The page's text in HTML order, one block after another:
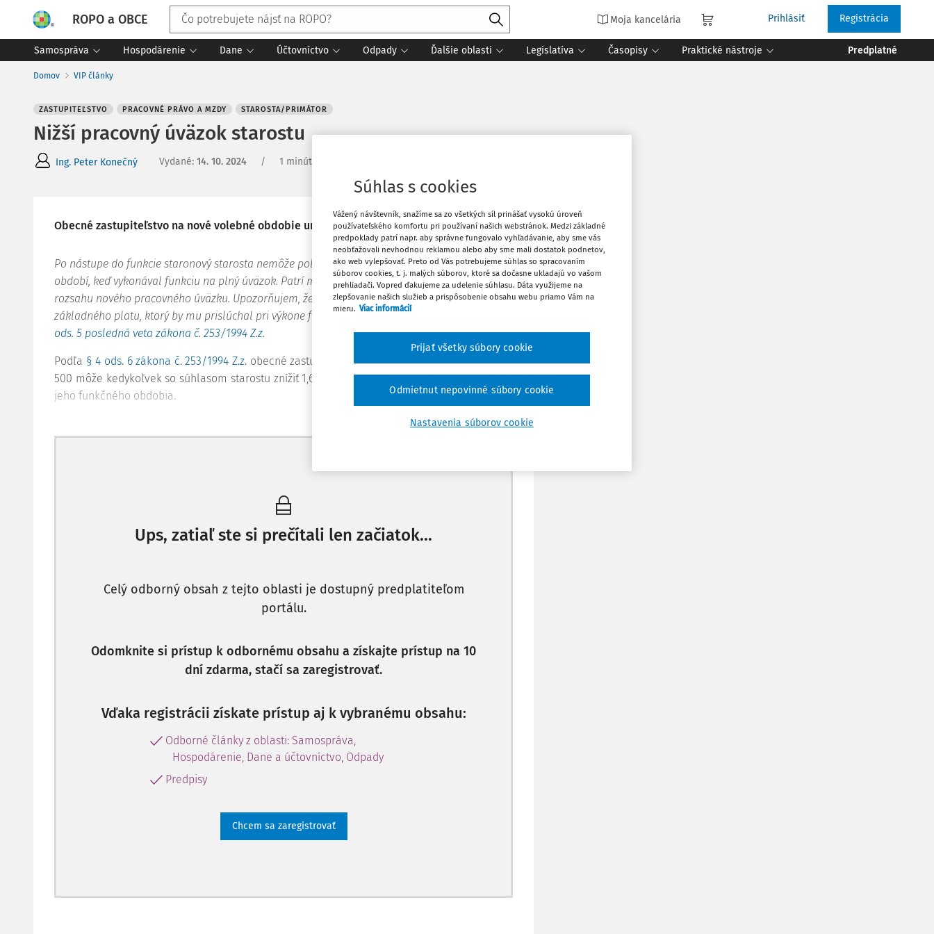
ROPO a OBCE Moja kancelária Prihlásiť Registrácia
Samospráva Hospodárenie Dane Účtovníctvo Odpady Ďalšie oblasti Legislatíva Časopisy Praktické nástroje Predplatné
Domov VIP články
ZASTUPITEĽSTVO PRACOVNÉ PRÁVO A MZDY STAROSTA/PRIMÁTOR
Nižší pracovný úväzok starostu
Ing. Peter Konečný Vydané: 14. 10. 2024 / 1 minúta čítania
Obecné zastupiteľstvo na nové volebné obdobie určilo starostovi nižší pracovný úväzok.
Po nástupe do funkcie staronový starosta nemôže poberať plat ako v minulom volebnom
období, keď vykonával funkciu na plný úväzok. Patrí mu plat v pomernej časti zodpovedajúcej
rozsahu nového pracovného úväzku. Upozorňujem, že tento plat nemôže byť nižší ako súčin
základného platu, ktorý by mu prislúchal pri výkone funkcie, a koeficientu 0,3 v súlade s
ods. 5 posledná veta zákona č. 253/1994 Z.z.
Podľa § 4 ods. 6 zákona č. 253/1994 Z.z. obecné zastupiteľstvo v obci s počtom obyvateľov do
500 môže kedykoľvek so súhlasom starostu znížiť 1,65-násobok platu až na 0-násobok počas
jeho funkčného obdobia.
Ups, zatiaľ ste si prečítali len začiatok...
Celý odborný obsah z tejto oblasti je dostupný predplatiteľom
portálu.
Odomknite si prístup k odbornému obsahu a získajte prístup na 10
dní zdarma, stačí sa zaregistrovať.
Vďaka registrácii získate prístup aj k vybranému obsahu:
Odborné články z oblasti: Samospráva,
Hospodárenie, Dane a účtovníctvo, Odpady
Predpisy
Chcem sa zaregistrovať
Vytlačiť
Obľúbené
Súhlas s cookies
Vážený návštevník, snažíme sa zo všetkých síl prinášať vysokú úroveň
používateľského komfortu pri používaní našich webstránok. Medzi základné
predpoklady patrí napr. aby správne fungovalo vyhľadávanie, aby sme vás
neobťažovali nevhodnou reklamou alebo aby sme mali dostatok podnetov,
ako web vylepšovať. Preto od Vás potrebujeme súhlas so spracovaním
súborov cookies, t. j. malých súborov, ktoré sa dočasne ukladajú vo vašom
prehliadači. Vopred ďakujeme za udelenie súhlasu. Dáta využijeme na
zlepšovanie našich služieb a prispôsobenie obsahu webu priamo Vám na
mieru. Viac informácií
Nastavenia súborov cookie
Odmietnut nepovinné súbory cookie
Prijať všetky súbory cookie